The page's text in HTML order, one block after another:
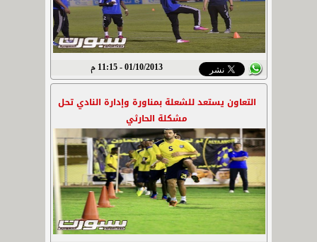
01/10/2013 - 11:15 م
التعاون يستعد للشعلة بمناورة وإدارة النادي تحل
مشكلة الحارثي